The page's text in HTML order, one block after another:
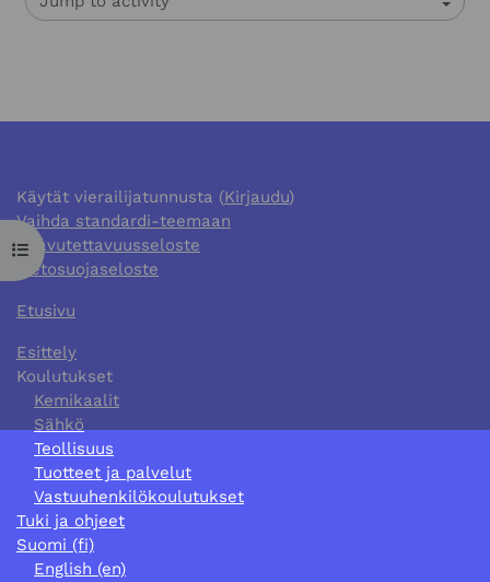
Avaa kurssisisältö
Jump to activity
Käytät vierailijatunnusta (Kirjaudu)
Vaihda standardi-teemaan
Saavutettavuusseloste
Tietosuojaseloste
Etusivu
Esittely
Koulutukset
Kemikaalit
Sähkö
Teollisuus
Tuotteet ja palvelut
Vastuuhenkilökoulutukset
Tuki ja ohjeet
Suomi ‎(fi)‎
English ‎(en)‎